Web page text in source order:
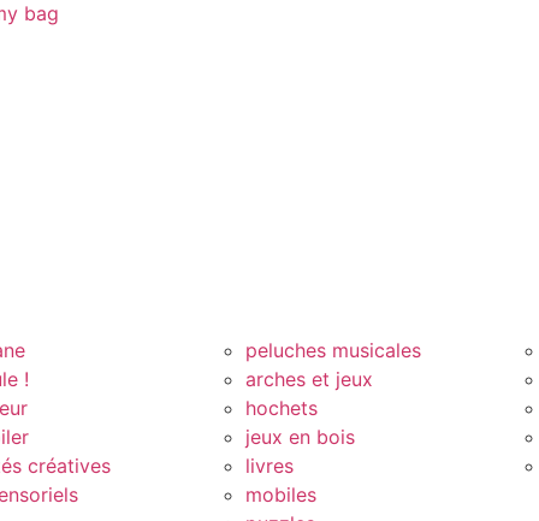
bag
!
créatives
peluches musicales
arches et jeux
hochets
jeux en bois
livres
mobiles